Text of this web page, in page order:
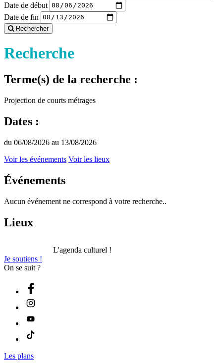
Date de début
Date de fin
Rechercher
Recherche
Terme(s) de la recherche :
Projection de courts métrages
Dates :
du 06/08/2026 au 13/08/2026
Voir les événements Voir les lieux
Événements
Aucun événement ne correspond à votre recherche..
Lieux
L'agenda culturel !
Je soutiens !
On se suit ?
Les plans